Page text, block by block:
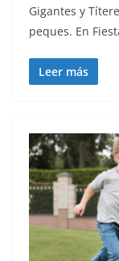
Gigantes y
peques. En
Leer más